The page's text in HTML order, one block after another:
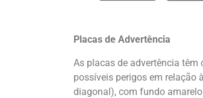
Placas de Advertência
As placas de advertência têm
possíveis perigos em relação
diagonal), com fundo